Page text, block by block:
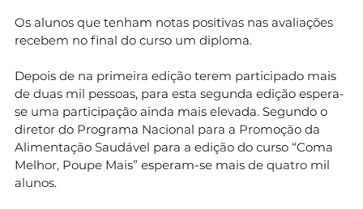
Os alunos que tenham notas positivas nas avaliações
recebem no final do curso um diploma.
Depois de na primeira edição terem participado mais
de duas mil pessoas, para esta segunda edição espera-
se uma participação ainda mais elevada. Segundo o
diretor do Programa Nacional para a Promoção da
Alimentação Saudável para a edição do curso “Coma
Melhor, Poupe Mais” esperam-se mais de quatro mil
alunos.